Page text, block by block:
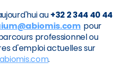
au+32 2 344 40 44
pour
professionnel ou
d'emploi actuelles sur
.